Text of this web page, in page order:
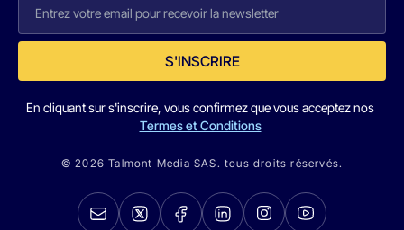
S'INSCRIRE
En cliquant sur s'inscrire, vous confirmez que vous acceptez nos
Termes et Conditions
© 2026 Talmont Media SAS. tous droits réservés.